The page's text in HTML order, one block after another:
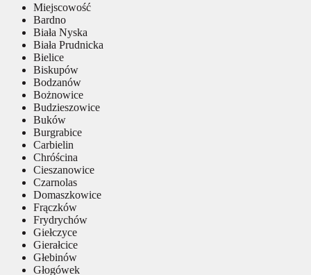
Miejscowość
Bardno
Biała Nyska
Biała Prudnicka
Bielice
Biskupów
Bodzanów
Bożnowice
Budzieszowice
Buków
Burgrabice
Carbielin
Chróścina
Cieszanowice
Czarnolas
Domaszkowice
Frączków
Frydrychów
Giełczyce
Gierałcice
Głebinów
Głogówek